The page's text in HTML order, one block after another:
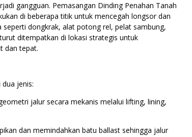
gangguan. Pemasangan Dinding Penahan Tanah
di beberapa titik untuk mencegah longsor dan
dongkrak, alat potong rel, pelat sambung,
ditempatkan di lokasi strategis untuk
dan tepat.
jenis:
jalur secara mekanis melalui lifting, lining,
dan memindahkan batu ballast sehingga jalur